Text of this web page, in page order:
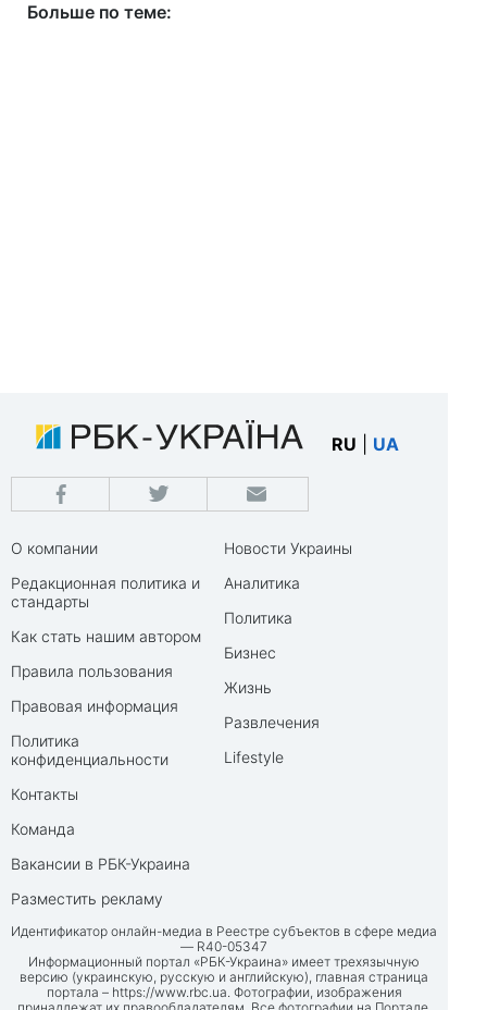
Больше по теме:
RU UA
О компании
Редакционная политика и
стандарты
Как стать нашим автором
Правила пользования
Правовая информация
Политика
конфиденциальности
Контакты
Команда
Вакансии в РБК-Украина
Разместить рекламу
Новости Украины
Аналитика
Политика
Бизнес
Жизнь
Развлечения
Lifestyle
Идентификатор онлайн-медиа в Реестре субъектов в сфере медиа
— R40-05347
Информационный портал «РБК-Украина» имеет трехязычную
версию (украинскую, русскую и английскую), главная страница
портала – https://www.rbc.ua. Фотографии, изображения